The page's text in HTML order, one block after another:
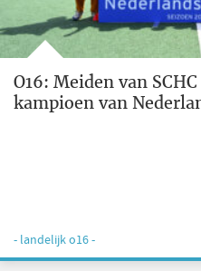
O16: Meiden van
kampioen van
- landelijk o16 -